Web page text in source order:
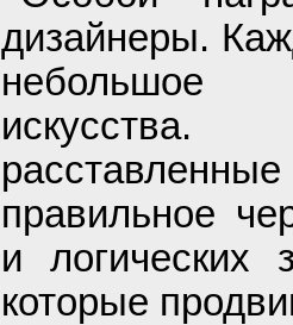
дизайнеры.
небольшое
правильное
и логических
которые